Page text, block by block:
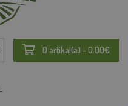
0 artikal(a) - 0,00€